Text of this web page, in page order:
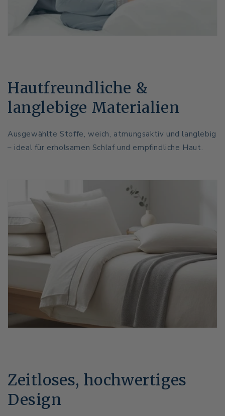
Hautfreundliche &
langlebige Materialien
Ausgewählte Stoffe, weich, atmungsaktiv und langlebig
– ideal für erholsamen Schlaf und empfindliche Haut.
Zeitloses, hochwertiges
Design